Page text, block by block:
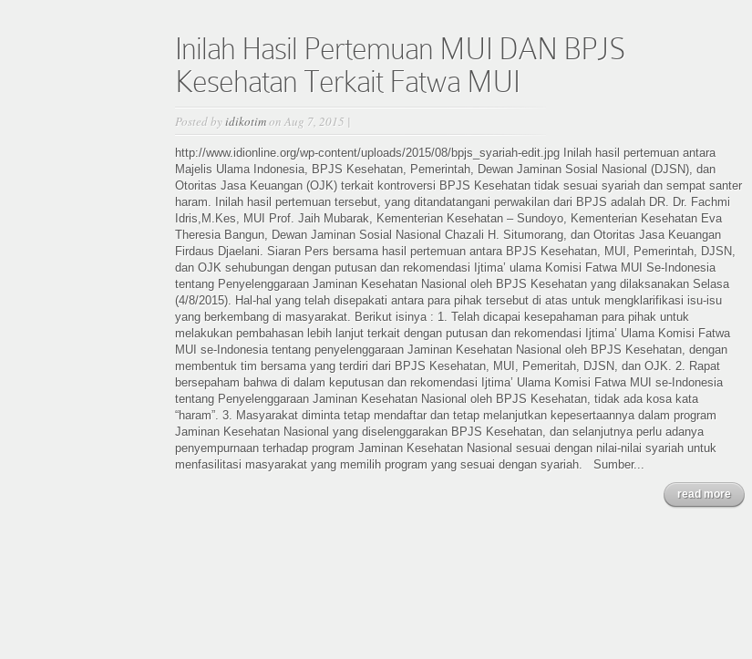
Inilah Hasil Pertemuan MUI DAN BPJS
Kesehatan Terkait Fatwa MUI
Posted byidikotimon Aug 7, 2015 |
http://www.idionline.org/wp-content/uploads/2015/08/bpjs_syariah-edit.jpg Inilah hasil pertemuan antara
Majelis Ulama Indonesia, BPJS Kesehatan, Pemerintah, Dewan Jaminan Sosial Nasional (DJSN), dan
Otoritas Jasa Keuangan (OJK) terkait kontroversi BPJS Kesehatan tidak sesuai syariah dan sempat santer
haram. Inilah hasil pertemuan tersebut, yang ditandatangani perwakilan dari BPJS adalah DR. Dr. Fachmi
Idris,M.Kes, MUI Prof. Jaih Mubarak, Kementerian Kesehatan – Sundoyo, Kementerian Kesehatan Eva
Theresia Bangun, Dewan Jaminan Sosial Nasional Chazali H. Situmorang, dan Otoritas Jasa Keuangan
Firdaus Djaelani. Siaran Pers bersama hasil pertemuan antara BPJS Kesehatan, MUI, Pemerintah, DJSN,
dan OJK sehubungan dengan putusan dan rekomendasi Ijtima’ ulama Komisi Fatwa MUI Se-Indonesia
tentang Penyelenggaraan Jaminan Kesehatan Nasional oleh BPJS Kesehatan yang dilaksanakan Selasa
(4/8/2015). Hal-hal yang telah disepakati antara para pihak tersebut di atas untuk mengklarifikasi isu-isu
yang berkembang di masyarakat. Berikut isinya : 1. Telah dicapai kesepahaman para pihak untuk
melakukan pembahasan lebih lanjut terkait dengan putusan dan rekomendasi Ijtima’ Ulama Komisi Fatwa
MUI se-Indonesia tentang penyelenggaraan Jaminan Kesehatan Nasional oleh BPJS Kesehatan, dengan
membentuk tim bersama yang terdiri dari BPJS Kesehatan, MUI, Pemeritah, DJSN, dan OJK. 2. Rapat
bersepaham bahwa di dalam keputusan dan rekomendasi Ijtima’ Ulama Komisi Fatwa MUI se-Indonesia
tentang Penyelenggaraan Jaminan Kesehatan Nasional oleh BPJS Kesehatan, tidak ada kosa kata
“haram”. 3. Masyarakat diminta tetap mendaftar dan tetap melanjutkan kepesertaannya dalam program
Jaminan Kesehatan Nasional yang diselenggarakan BPJS Kesehatan, dan selanjutnya perlu adanya
penyempurnaan terhadap program Jaminan Kesehatan Nasional sesuai dengan nilai-nilai syariah untuk
menfasilitasi masyarakat yang memilih program yang sesuai dengan syariah. Sumber...
read more